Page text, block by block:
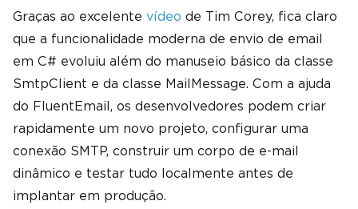
Graças ao excelente vídeo de Tim Corey, fica claro
que a funcionalidade moderna de envio de email
em C# evoluiu além do manuseio básico da classe
SmtpClient e da classe MailMessage. Com a ajuda
do FluentEmail, os desenvolvedores podem criar
rapidamente um novo projeto, configurar uma
conexão SMTP, construir um corpo de e-mail
dinâmico e testar tudo localmente antes de
implantar em produção.